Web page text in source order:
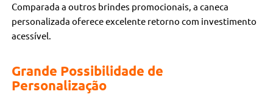
Comparada a outros brindes promocionais, a caneca
personalizada oferece excelente retorno com investimento
acessível.
Grande Possibilidade de
Personalização